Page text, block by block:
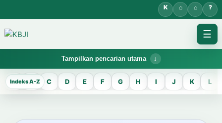
☰
Tampilkan pencarian utama
KBJI WORKSPACE
Hasil Pencarian
Temukan lema Jawa dan maknanya dalam bahasa Indonesia saat
A B C D E F G H I J K L